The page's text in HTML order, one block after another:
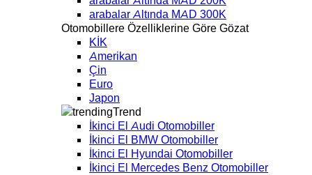
arabalar Altında MAD 300K
Otomobillere Özelliklerine Göre Gözat
KİK
Amerikan
Çin
Euro
Japon
Trend
İkinci El Audi Otomobiller
İkinci El BMW Otomobiller
İkinci El Hyundai Otomobiller
İkinci El Mercedes Benz Otomobiller